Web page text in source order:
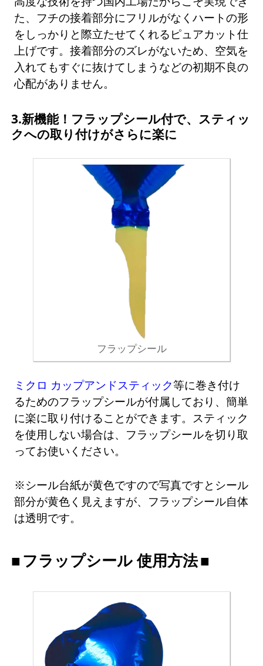
た、フチの接着部分にフリルがなくハートの形
をしっかりと際立たせてくれるピュアカット仕
上げです。接着部分のズレがないため、空気を
入れてもすぐに抜けてしまうなどの初期不良の
心配がありません。
3.新機能！フラップシール付で、スティッ
クへの取り付けがさらに楽に
フラップシール
ミクロ カップアンドスティック等に巻き付け
るためのフラップシールが付属しており、簡単
に楽に取り付けることができます。スティック
を使用しない場合は、フラップシールを切り取
ってお使いください。
※シール台紙が黄色ですので写真ですとシール
部分が黄色く見えますが、フラップシール自体
は透明です。
フラップシール 使用方法